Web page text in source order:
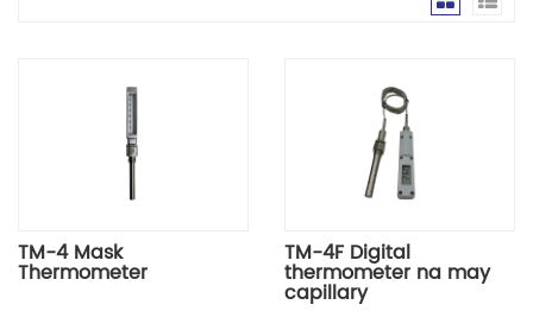
TM-4 Mask
Thermometer
TM-4F Digital
thermometer na may
capillary